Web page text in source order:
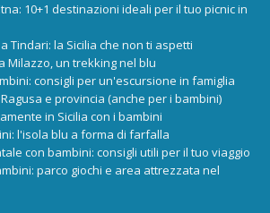
10+1 destinazioni ideali per il tuo picnic in
Tindari: la Sicilia che non ti aspetti
Milazzo, un trekking nel blu
consigli per un'escursione in famiglia
e provincia (anche per i bambini)
in Sicilia con i bambini
l'isola blu a forma di farfalla
con bambini: consigli utili per il tuo viaggio
parco giochi e area attrezzata nel